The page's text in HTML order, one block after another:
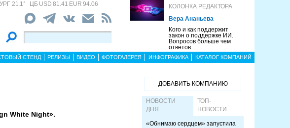
21.1° ЦБ USD 81.41 EUR 94.06
КОЛОНКА РЕДАКТОРА
Вера Ананьева
Кого и как поддержит
закон о поддержке ИИ.
Вопросов больше чем
ответов
СТЕНД РЕЛИЗЫ ВИДЕО ФОТОГАЛЕРЕЯ ИНФОГРАФИКА КАТАЛОГ КОМПАНИЙ
White Night».
ДОБАВИТЬ КОМПАНИЮ
НОВОСТИ
ДНЯ
ТОП-
НОВОСТИ
«Обнимаю сердцем» запустила